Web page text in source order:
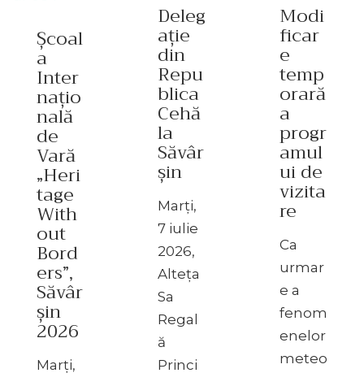
Școal
a
Inter
națio
nală
de
Vară
„Heri
tage
With
out
Bord
ers”,
Săvâr
șin
2026
Marți,
Deleg
ație
din
Repu
blica
Cehă
la
Săvâr
șin
Marți,
7 iulie
2026,
Alteța
Sa
Regal
ă
Princi
Modi
ficar
e
temp
orară
a
progr
amul
ui de
vizita
re
Ca
urmar
e a
fenom
enelor
meteo